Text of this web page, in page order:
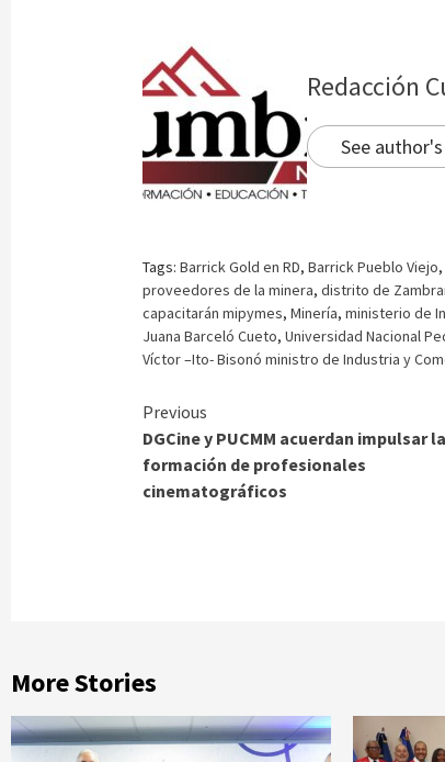
Redacción
See
Tags:Barrick Gold en RD,Barrick Pueblo Viejo
proveedores de la minera,distrito de
capacitarán mipymes,Minería,ministerio de
Juana Barceló Cueto,Universidad Nacional
Víctor –Ito- Bisonó ministro de Industria y
Continue
Reading
Previous
DGCine y PUCMM acuerdan impulsar la
formación de profesionales
cinematográficos
More Stories